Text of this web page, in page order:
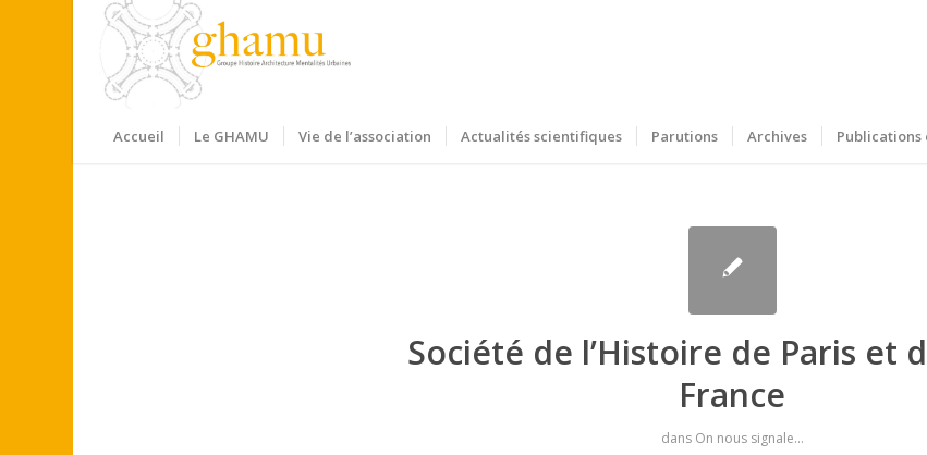
Accueil Le GHAMU Vie de l’association Actualités scientifiques Parutions Archives Publications
Société de l’Histoire de Paris et
France
dans On nous signale...